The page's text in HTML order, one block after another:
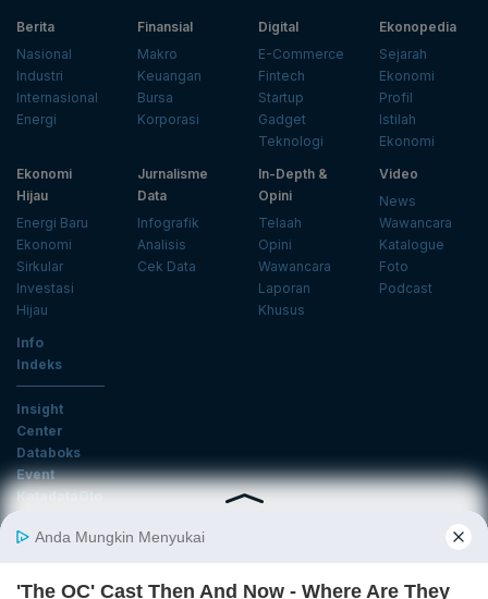
Berita
Nasional
Industri
Internasional
Energi
Finansial
Makro
Keuangan
Bursa
Korporasi
Digital
E-Commerce
Fintech
Startup
Gadget
Teknologi
Ekonopedia
Sejarah
Ekonomi
Profil
Istilah
Ekonomi
Ekonomi
Hijau
Energi Baru
Ekonomi
Sirkular
Investasi
Hijau
Jurnalisme
Data
Infografik
Analisis
Cek Data
In-Depth &
Opini
Telaah
Opini
Wawancara
Laporan
Khusus
Video
News
Wawancara
Katalogue
Foto
Podcast
Info
Indeks
Insight
Center
Databoks
Event
KatadataOto
Email